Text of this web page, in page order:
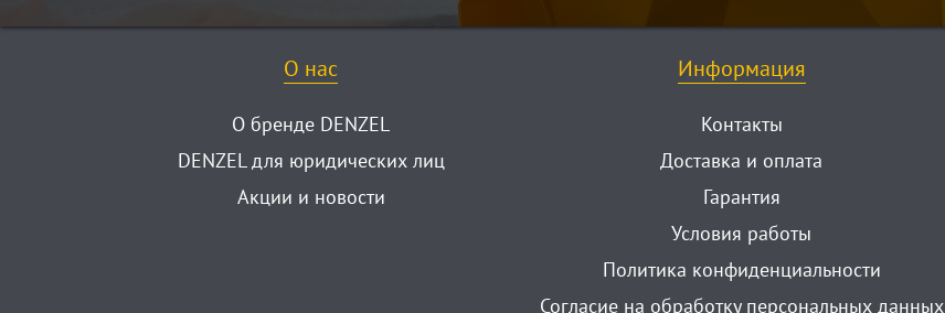
О нас
О бренде DENZEL
DENZEL для юридических лиц
Акции и новости
Информация
Контакты
Доставка и оплата
Гарантия
Условия работы
Политика конфиденциальности
Согласие на обработку персональных данных